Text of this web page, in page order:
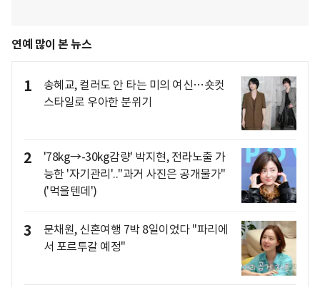
연예 많이 본 뉴스
1
송혜교, 컬러도 안 타는 미의 여신…숏컷
스타일로 우아한 분위기
2
'78kg→-30kg감량' 박지현, 전라노출 가
능한 '자기관리'.."과거 사진은 공개불가"
('먹을텐데')
3
문채원, 신혼여행 7박 8일이었다 "파리에
서 포르투갈 예정"